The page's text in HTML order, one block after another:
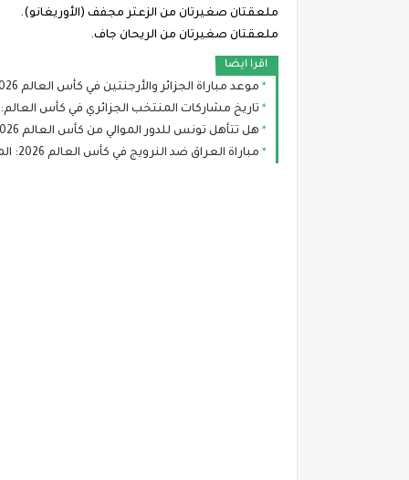
ملعقتان صغيرتان من الزعتر مجفف (الأوريغانو).
ملعقتان صغيرتان من الريحان جاف.
اقرا ايضا
موعد مباراة الجزائر والأرجنتين في كأس العالم 2026 والقنوات الناقلة والتشكيل المتوقع
تاريخ مشاركات المنتخب الجزائري في كأس
هل تتأهل تونس للدور الموالي من كأس العالم 2026؟ سيناريوهات رينارد بعد صدمة السويد
مباراة العراق ضد النرويج في كأس العالم 2026: الموعد، التشكيلة المتوقعة والقنوات الناقلة